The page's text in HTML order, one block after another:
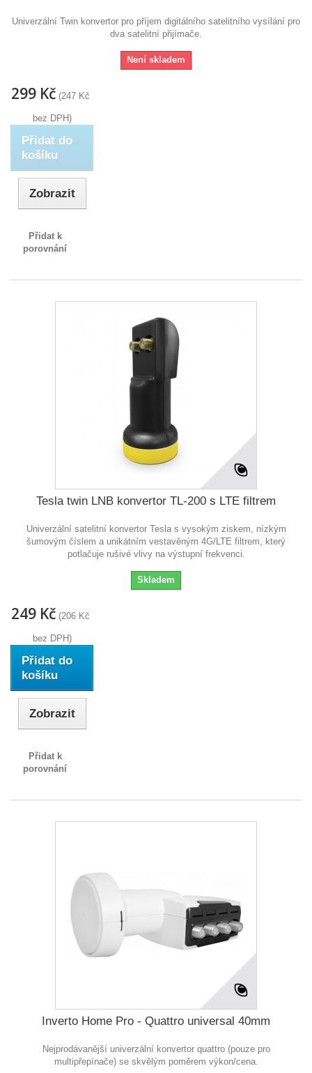
Univerzální Twin konvertor pro příjem digitálního satelitního vysílání pro
dva satelitní přijímače.
Není skladem
299 Kč (247 Kč
bez DPH)
Přidat do
košíku
Zobrazit
Přidat k
porovnání
Tesla twin LNB konvertor TL-200 s LTE filtrem
Univerzální satelitní konvertor Tesla s vysokým ziskem, nízkým
šumovým číslem a unikátním vestavěným 4G/LTE filtrem, který
potlačuje rušivé vlivy na výstupní frekvenci.
Skladem
249 Kč (206 Kč
bez DPH)
Přidat do
košíku
Zobrazit
Přidat k
porovnání
Inverto Home Pro - Quattro universal 40mm
Nejprodávanější univerzální konvertor quattro (pouze pro
multipřepínače) se skvělým poměrem výkon/cena.